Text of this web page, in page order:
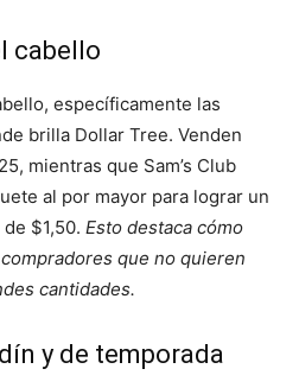
cabello
específicamente las
brilla Dollar Tree. Venden
mientras que Sam’s Club
al por mayor para lograr un
$1,50. Esto destaca cómo
que no quieren
cantidades.
y de temporada